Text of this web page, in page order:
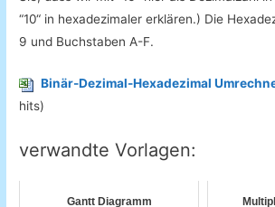
“10“ in hexadezimaler erklären.) Die
9 und Buchstaben A-F.
Binär-Dezimal-Hexadezimal
hits)
verwandte Vorlagen:
Gantt Diagramm